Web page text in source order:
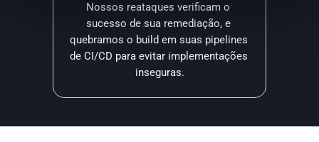
Nossos reataques verificam o
sucesso de sua remediação, e
quebramos o build em suas pipelines
de CI/CD para evitar implementações
inseguras.